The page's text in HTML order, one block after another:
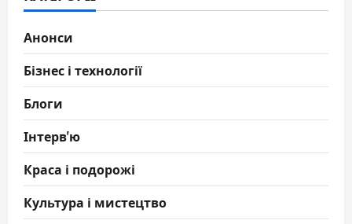
Анонси
Бізнес і технології
Блоги
Інтерв'ю
Краса і подорожі
Культура і мистецтво